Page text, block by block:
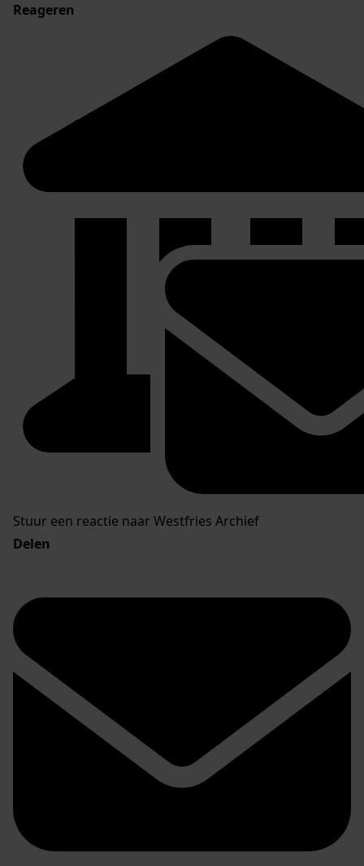
Reageren
Stuur een reactie naar Westfries Archief
Delen